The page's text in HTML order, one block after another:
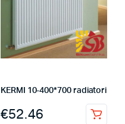
KERMI 10-400*700 radiatori
€52.46